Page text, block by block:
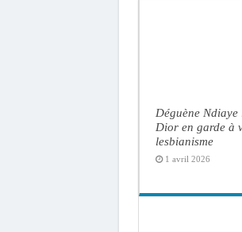
Déguène
Dior en garde à
lesbianisme
1 avril 2026